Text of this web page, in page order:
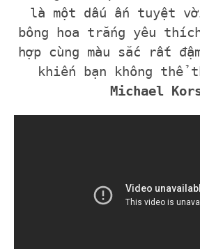
là một dấu ấn tuyệt
bông hoa trắng yêu
hợp cùng màu sắc rất
khiến bạn không thể
Michael